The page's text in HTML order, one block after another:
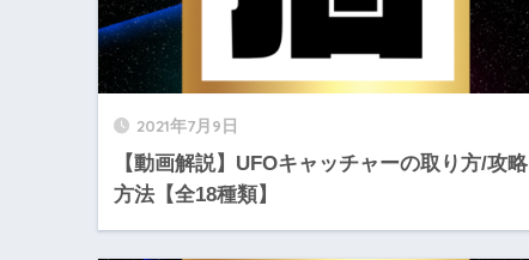
2021年7月9日
【動画解説】UFOキャッチャーの取り方/攻略
方法【全18種類】